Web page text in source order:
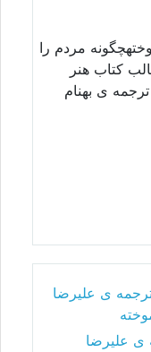
مردم را
کتاب هنر
ی بهنام
علیرضا